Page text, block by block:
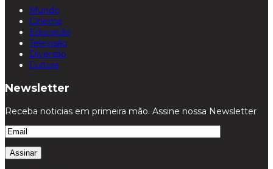
Mundo
Cinema
Educação
Televisão
Diversão
Cultura
Newsletter
Receba noticias em primeira mão. Assine nossa Newsletter